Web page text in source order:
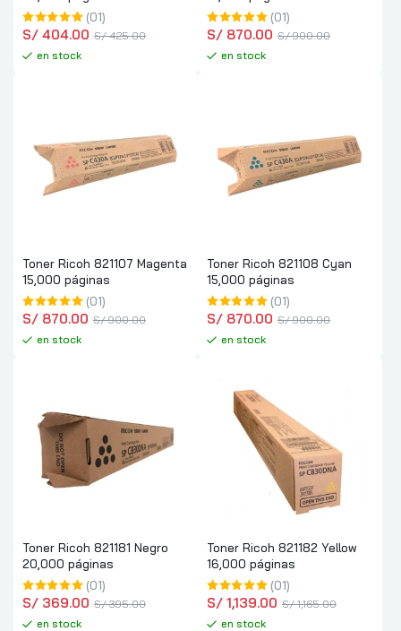
(01)
S/ 425.00
S/ 404.00
en stock
(01)
S/ 900.00
S/ 870.00
en stock
Toner Ricoh 821107 Magenta
15,000 páginas
(01)
S/ 900.00
S/ 870.00
en stock
Toner Ricoh 821108 Cyan
15,000 páginas
(01)
S/ 900.00
S/ 870.00
en stock
Toner Ricoh 821181 Negro
20,000 páginas
(01)
S/ 395.00
S/ 369.00
en stock
Toner Ricoh 821182 Yellow
16,000 páginas
(01)
S/ 1,165.00
S/ 1,139.00
en stock